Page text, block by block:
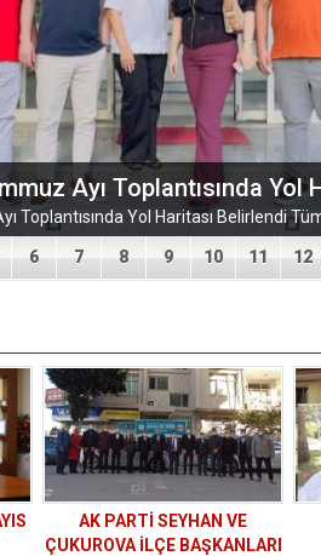
ŞUBESİ’NDEN
ÇIKARMASI
6 7 8 9 10 11 12
AK PARTİ SEYHAN VE
ÇUKUROVA İLÇE BAŞKANLARI